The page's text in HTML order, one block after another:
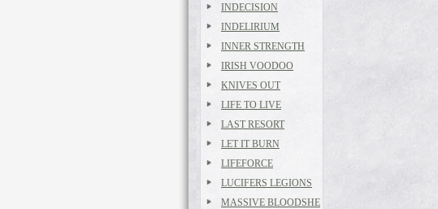
INDECISION
INDELIRIUM
INNER STRENGTH
IRISH VOODOO
KNIVES OUT
LIFE TO LIVE
LAST RESORT
LET IT BURN
LIFEFORCE
LUCIFERS LEGIONS
MASSIVE BLOODSHE